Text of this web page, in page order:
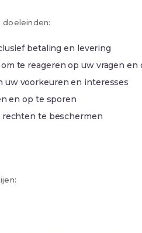
betaling en levering
te reageren op uw vragen en
uw voorkeuren en interesses
en op te sporen
te beschermen